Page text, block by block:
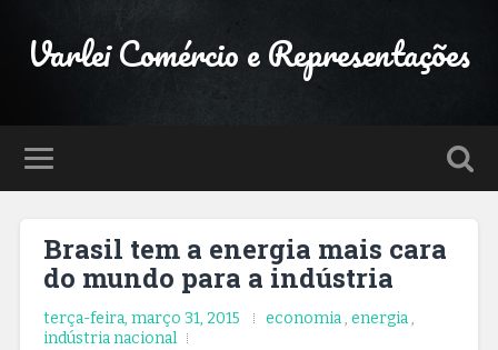
Varlei Comércio e Representações
Brasil tem a energia mais cara
do mundo para a indústria
terça-feira, março 31, 2015 economia, energia,
indústria nacional